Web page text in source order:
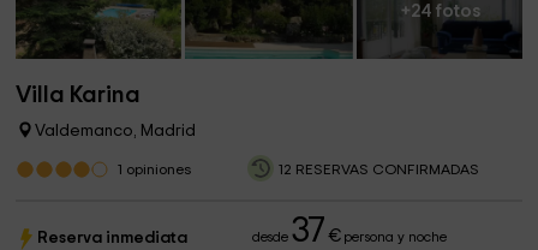
+24 fotos
Villa Karina
Valdemanco, Madrid
1 opiniones 12 RESERVAS CONFIRMADAS
Reserva inmediata desde37 €persona y noche